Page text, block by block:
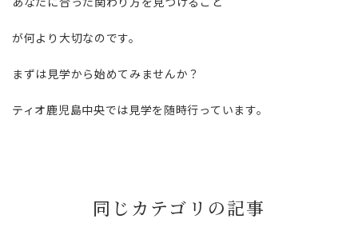
が何より大切なのです。
まずは見学から始めてみませんか？
ティオ鹿児島中央では見学を随時行っています。
同じカテゴリの記事